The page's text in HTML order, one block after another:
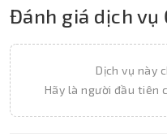
Đánh giá dịch vụ
Dịch vụ này
Hãy là người đầu tiên